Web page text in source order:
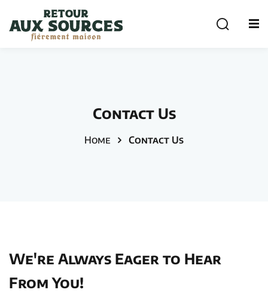
Contact Us
Home Contact Us
We're Always Eager to Hear
From You!
Sign in